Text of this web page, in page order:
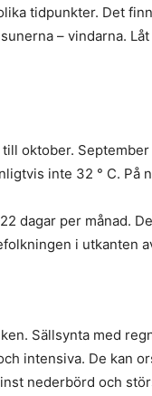
tidpunkter. Det
– vindarna.
oktober.
inte 32 ° C. På
dagar per månad.
i utkanten
Sällsynta med
intensiva. De kan
nederbörd och